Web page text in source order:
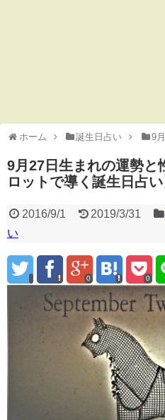
ホーム 誕生日占い 9
9月27日生まれの運勢と
ロットで導く誕生日占い
2016/9/1 2019/3/31
い
0 0